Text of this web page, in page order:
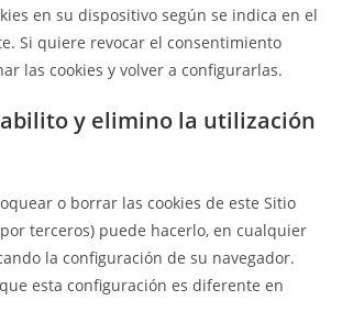
en su dispositivo según se indica en el
Si quiere revocar el consentimiento
las cookies y volver a configurarlas.
y elimino la utilización
o borrar las cookies de este Sitio
terceros) puede hacerlo, en cualquier
la configuración de su navegador.
esta configuración es diferente en